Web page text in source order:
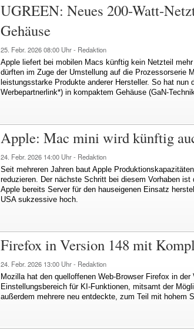
UGREEN: Neues 200-Watt-
Gehäuse
25. Febr. 202608:00 Uhr - Redaktion
Apple liefert bei mobilen Macs künftig kein Netzteil
dürften im Zuge der Umstellung auf die Prozessorserie
leistungsstarke Produkte anderer Hersteller. So hat nun
Werbepartnerlink*) in kompaktem Gehäuse (GaN-
Apple: Mac mini wird künftig
24. Febr. 2026 14:00 Uhr - Redaktion
Seit mehreren Jahren baut Apple
reduzieren. Der nächste Schritt bei diesem Vorhaben
Apple bereits Server für den hauseigenen Einsatz
USA sukzessive hoch.
Firefox in Version 148 mit
24. Febr. 2026 13:00 Uhr - Redaktion
Mozilla hat den quelloffenen Web-Browser Firefox in
Einstellungsbereich für KI-Funktionen, mitsamt der
außerdem mehrere neu entdeckte, zum Teil mit hohem